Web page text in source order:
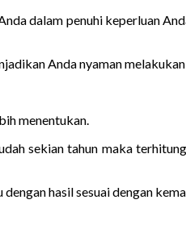
dalam penuhi keperluan
Anda nyaman melakukan
menentukan.
sekian tahun maka
hasil sesuai dengan